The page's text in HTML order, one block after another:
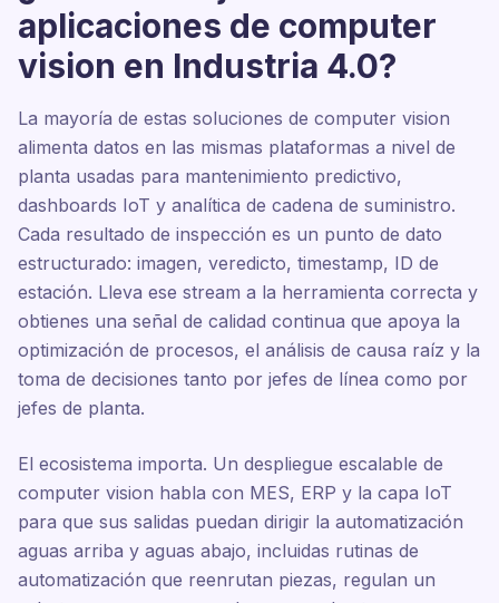
aplicaciones de computer
vision en Industria 4.0?
La mayoría de estas soluciones de computer vision
alimenta datos en las mismas plataformas a nivel de
planta usadas para mantenimiento predictivo,
dashboards IoT y analítica de cadena de suministro.
Cada resultado de inspección es un punto de dato
estructurado: imagen, veredicto, timestamp, ID de
estación. Lleva ese stream a la herramienta correcta y
obtienes una señal de calidad continua que apoya la
optimización de procesos, el análisis de causa raíz y la
toma de decisiones tanto por jefes de línea como por
jefes de planta.
El ecosistema importa. Un despliegue escalable de
computer vision habla con MES, ERP y la capa IoT
para que sus salidas puedan dirigir la automatización
aguas arriba y aguas abajo, incluidas rutinas de
automatización que reenrutan piezas, regulan un